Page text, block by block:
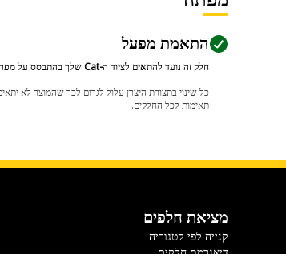
התאמת מפעל
חלק זה נועד להתאים לציוד ה-Cat שלך בהתבסס על מפרטי היצרן.
תאימות לכל החלקים.
מציאת חלפים
קנייה לפי קטגוריה